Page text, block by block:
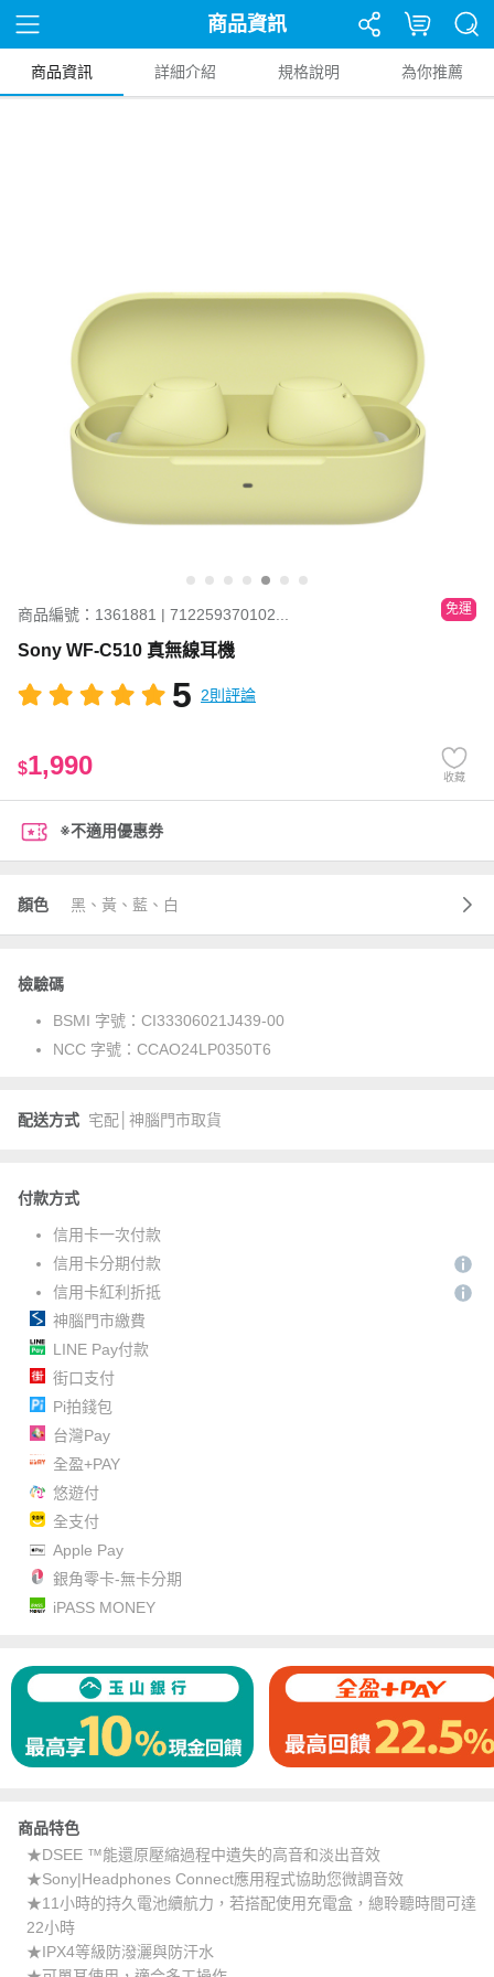
商品資訊
商品資訊 詳細介紹 規格說明 為你推薦
商品編號：1361881 | 712259370102... 免運
Sony WF-C510 真無線耳機
5 2則評論
$1,990 收藏
※不適用優惠券
顏色 黑、黃、藍、白
檢驗碼
BSMI 字號： CI33306021J439-00
NCC 字號： CCAO24LP0350T6
配送方式 宅配│神腦門市取貨
付款方式
信用卡一次付款
信用卡分期付款
信用卡紅利折抵
神腦門市繳費
LINE Pay付款
街口支付
Pi拍錢包
台灣Pay
全盈+PAY
悠遊付
全支付
Apple Pay
銀角零卡-無卡分期
iPASS MONEY
商品特色
★DSEE ™能還原壓縮過程中遺失的高音和淡出音效
★Sony|Headphones Connect應用程式協助您微調音效
★11小時的持久電池續航力，若搭配使用充電盒，總聆聽時間可達
22小時
★IPX4等級防潑灑與防汗水